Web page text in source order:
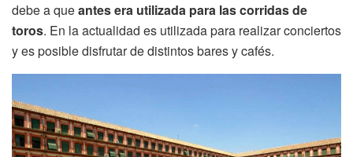
debe a queantes era utilizada para las corridas de
toros. En la actualidad es utilizada para realizar conciertos
y es posible disfrutar de distintos bares y cafés.